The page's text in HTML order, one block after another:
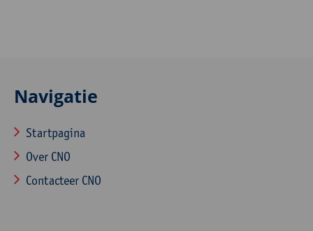
Navigatie
Startpagina
Over CNO
Contacteer CNO